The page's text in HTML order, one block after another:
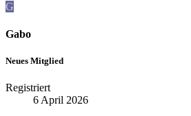
G
Gabo
Neues Mitglied
Registriert
6 April 2026